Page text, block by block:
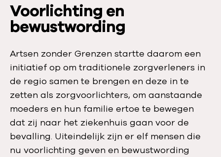
Voorlichting en
bewustwording
Artsen zonder Grenzen startte daarom een
initiatief op om traditionele zorgverleners in
de regio samen te brengen en deze in te
zetten als zorgvoorlichters, om aanstaande
moeders en hun familie ertoe te bewegen
dat zij naar het ziekenhuis gaan voor de
bevalling. Uiteindelijk zijn er elf mensen die
nu voorlichting geven en bewustwording